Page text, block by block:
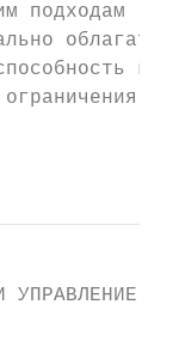
подходам
облагать
к